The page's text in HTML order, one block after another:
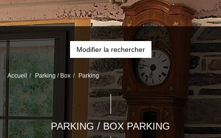
Modifier la rechercher
Accueil Parking / Box Parking
PARKING / BOX PARKING